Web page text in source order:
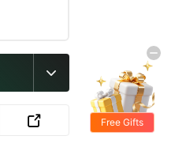

 Free Gifts